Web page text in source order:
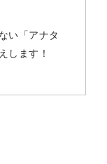
い「アナタ
します！